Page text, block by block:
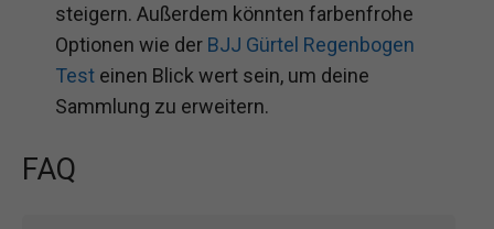
steigern. Außerdem könnten farbenfrohe
Optionen wie der BJJ Gürtel Regenbogen
Test einen Blick wert sein, um deine
Sammlung zu erweitern.
FAQ